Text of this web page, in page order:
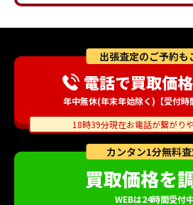
カンタン1分無料査
買取価格を
WEBは24時間受付
出張査定のご予約も
電話で買取価
年中無休(年末年始除く)【受付
18時39分現在お電話が繋がり